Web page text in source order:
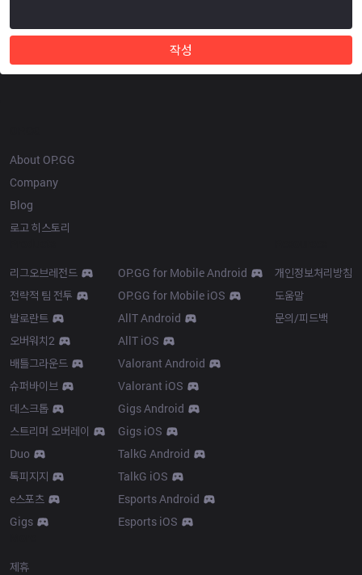
작성
About OP.GG
Company
Blog
로고 히스토리
리그오브레전드
전략적 팀 전투
발로란트
오버워치2
배틀그라운드
슈퍼바이브
데스크톱
스트리머 오버레이
Duo
톡피지지
e스포츠
Gigs
OP.GG for Mobile Android
OP.GG for Mobile iOS
AllT Android
AllT iOS
Valorant Android
Valorant iOS
Gigs Android
Gigs iOS
TalkG Android
TalkG iOS
Esports Android
Esports iOS
개인정보처리방침
도움말
문의/피드백
제휴